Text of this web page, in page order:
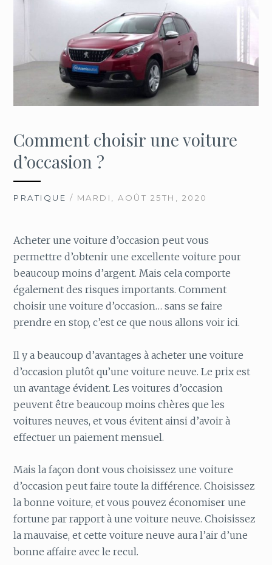
Comment choisir une voiture
d’occasion ?
PRATIQUE / MARDI, AOÛT 25TH, 2020
Acheter une voiture d’occasion peut vous
permettre d’obtenir une excellente voiture pour
beaucoup moins d’argent. Mais cela comporte
également des risques importants. Comment
choisir une voiture d’occasion… sans se faire
prendre en stop, c’est ce que nous allons voir ici.
Il y a beaucoup d’avantages à acheter une voiture
d’occasion plutôt qu’une voiture neuve. Le prix est
un avantage évident. Les voitures d’occasion
peuvent être beaucoup moins chères que les
voitures neuves, et vous évitent ainsi d’avoir à
effectuer un paiement mensuel.
Mais la façon dont vous choisissez une voiture
d’occasion peut faire toute la différence. Choisissez
la bonne voiture, et vous pouvez économiser une
fortune par rapport à une voiture neuve. Choisissez
la mauvaise, et cette voiture neuve aura l’air d’une
bonne affaire avec le recul.